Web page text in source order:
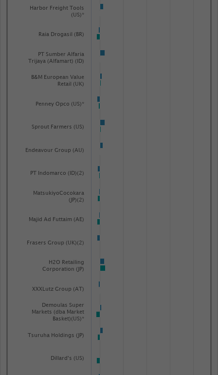
Penney Opco (US)*
Demoulas Super
Markets (dba Market
Basket)(US)*
Harbor Freight Tools
(US)*
Raia Drogasil (BR)
PT Sumber Alfaria
Trijaya (Alfamart) (ID)
B&M European Value
Retail (UK)
Sprout Farmers (US)
Endeavour Group (AU)
PT Indomarco (ID)(2)
MatsukiyoCocokara
(JP)(2)
Majid Ad Futtaim (AE)
Frasers Group (UK)(2)
H2O Retailing
Corporation (JP)
XXXLutz Group (AT)
Tsuruha Holdings (JP)
Dillard's (US)